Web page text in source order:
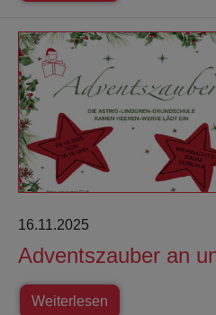
16.11.2025
Adventszauber an
Weiterlesen